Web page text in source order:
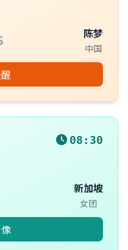
陈梦
中国
08:30
新加坡
女团